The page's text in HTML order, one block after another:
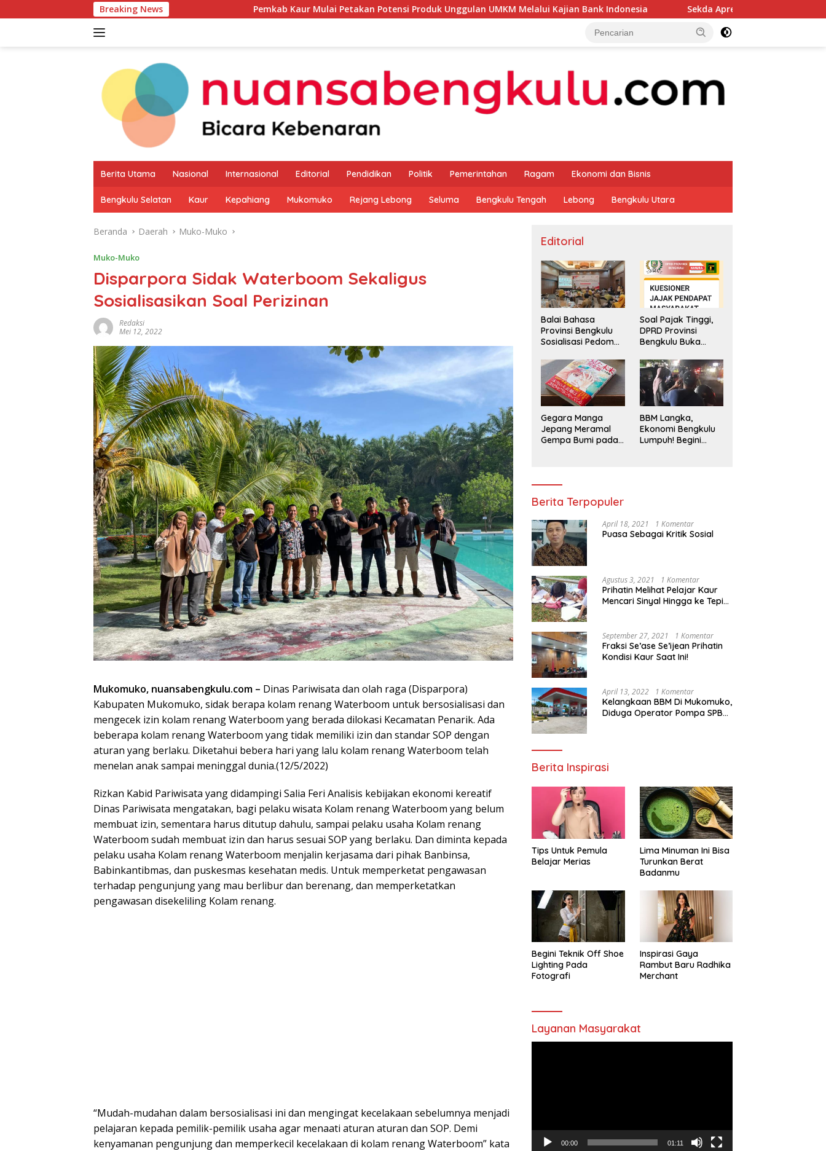
ke
Breaking News Pemkab Kaur Mulai Petakan Potensi Produk Unggulan UMKM Melalui Kajian Bank Indonesia Sekda Apresiasi Inspektorat Provinsi Bengkulu
Berita Utama Nasional Internasional Editorial Pendidikan Politik Pemerintahan Ragam Ekonomi dan Bisnis
Bengkulu Selatan Kaur Kepahiang Mukomuko Rejang Lebong Seluma Bengkulu Tengah Lebong Bengkulu Utara
Beranda Daerah Muko-Muko
Muko-Muko
Disparpora Sidak Waterboom Sekaligus
Sosialisasikan Soal Perizinan
Redaksi
Mei 12, 2022
Mukomuko, nuansabengkulu.com – Dinas Pariwisata dan olah raga (Disparpora)
Kabupaten Mukomuko, sidak berapa kolam renang Waterboom untuk bersosialisasi dan
mengecek izin kolam renang Waterboom yang berada dilokasi Kecamatan Penarik. Ada
beberapa kolam renang Waterboom yang tidak memiliki izin dan standar SOP dengan
aturan yang berlaku. Diketahui bebera hari yang lalu kolam renang Waterboom telah
menelan anak sampai meninggal dunia.(12/5/2022)
Rizkan Kabid Pariwisata yang didampingi Salia Feri Analisis kebijakan ekonomi kereatif
Dinas Pariwisata mengatakan, bagi pelaku wisata Kolam renang Waterboom yang belum
membuat izin, sementara harus ditutup dahulu, sampai pelaku usaha Kolam renang
Waterboom sudah membuat izin dan harus sesuai SOP yang berlaku. Dan diminta kepada
pelaku usaha Kolam renang Waterboom menjalin kerjasama dari pihak Banbinsa,
Babinkantibmas, dan puskesmas kesehatan medis. Untuk memperketat pengawasan
terhadap pengunjung yang mau berlibur dan berenang, dan memperketatkan
pengawasan disekeliling Kolam renang.
“Mudah-mudahan dalam bersosialisasi ini dan mengingat kecelakaan sebelumnya menjadi
pelajaran kepada pemilik-pemilik usaha agar menaati aturan aturan dan SOP. Demi
kenyamanan pengunjung dan memperkecil kecelakaan di kolam renang Waterboom” kata
Editorial
Balai Bahasa
Provinsi Bengkulu
Sosialisasi Pedoman
Penggunaan
Bahasa Indonesia
Soal Pajak Tinggi,
DPRD Provinsi
Bengkulu Buka
Pengaduan
Masyarakat
Gegara Manga
Jepang Meramal
Gempa Bumi pada
BBM Langka,
Ekonomi Bengkulu
Lumpuh! Begini
Berita Terpopuler
April 18, 2021 1 Komentar
Puasa Sebagai Kritik Sosial
Agustus 3, 2021 1 Komentar
Prihatin Melihat Pelajar Kaur
Mencari Sinyal Hingga ke Tepi
Segera Bertindak
September 27, 2021 1 Komentar
Fraksi Se’ase Se’ijean Prihatin
Kondisi Kaur Saat Ini!
April 13, 2022 1 Komentar
Kelangkaan BBM Di Mukomuko,
Diduga Operator Pompa SPBU
Berita Inspirasi
Tips Untuk Pemula
Belajar Merias
Lima Minuman Ini Bisa
Turunkan Berat
Badanmu
Begini Teknik Off Shoe
Lighting Pada
Fotografi
Inspirasi Gaya
Rambut Baru Radhika
Merchant
Layanan Masyarakat
00:00 01:11